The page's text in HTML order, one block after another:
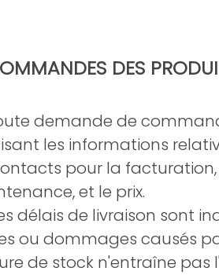
DES
demande de
les informations
pour la
et le prix.
délais de livraison sont
ou dommages causés
de stock n'entraîne